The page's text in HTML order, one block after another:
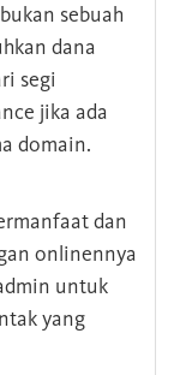
sebuah
dana
segi
jika ada
domain.
dan
onlinennya
untuk
yang